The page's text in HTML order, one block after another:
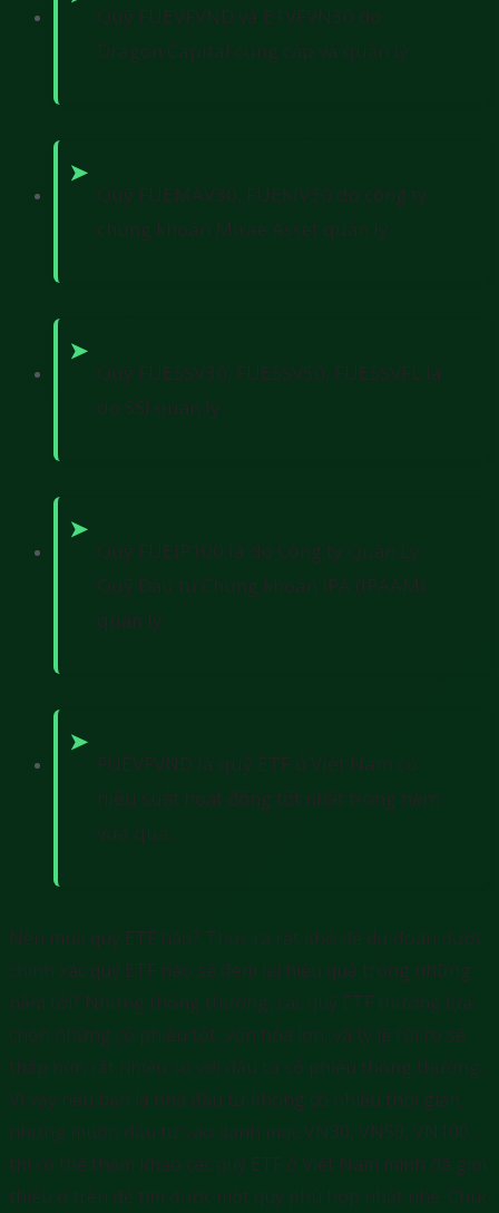
Quỹ FUEVFVND và E1VFVN30 do
Dragon Capital cung cấp và quản lý.
Quỹ FUEMAV30, FUEKIV30 do công ty
chứng khoán Mirae Asset quản lý.
Quỹ FUESSV30, FUESSV50, FUESSVFL là
do SSI quản lý.
Quỹ FUEIP100 là do Công ty Quản Lý
Quỹ Đầu tư Chứng khoán IPA (IPAAM)
quản lý.
FUEVFVND là quỹ ETF ở Việt Nam có
hiệu suất hoạt động tốt nhất trong năm
vừa qua.
Nên mua quỹ ETF nào? Thực ra rất khó để dự đoán được
chính xác quỹ ETF nào sẽ đem lại hiệu quả trong những
năm tới? Nhưng thông thường, các quỹ ETF thường lựa
chọn những cổ phiếu tốt, vốn hóa lớn, và tỷ lệ rủi ro sẽ
thấp hơn rất nhiều so với đầu tư cổ phiếu thông thường.
Vì vậy nếu bạn là nhà đầu tư không có nhiều thời gian,
nhưng muốn đầu tư vào danh mục VN30, VN50, VN100…
thì có thể tham khảo các quỹ ETF ở Việt Nam mình đã giới
thiệu ở trên để tìm được một quỹ phù hợp nhất nhé. Chúc